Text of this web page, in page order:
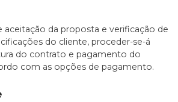
aceitação da proposta e verificação de
do cliente, proceder-se-á
do contrato e pagamento do
com as opções de pagamento.